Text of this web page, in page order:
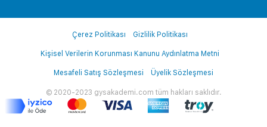
© 2020-2023 gysakademi.com tüm hakları saklıdır.
Çerez Politikası Gizlilik Politikası
Kişisel Verilerin Korunması Kanunu Aydınlatma Metni
Mesafeli Satış Sözleşmesi Üyelik Sözleşmesi